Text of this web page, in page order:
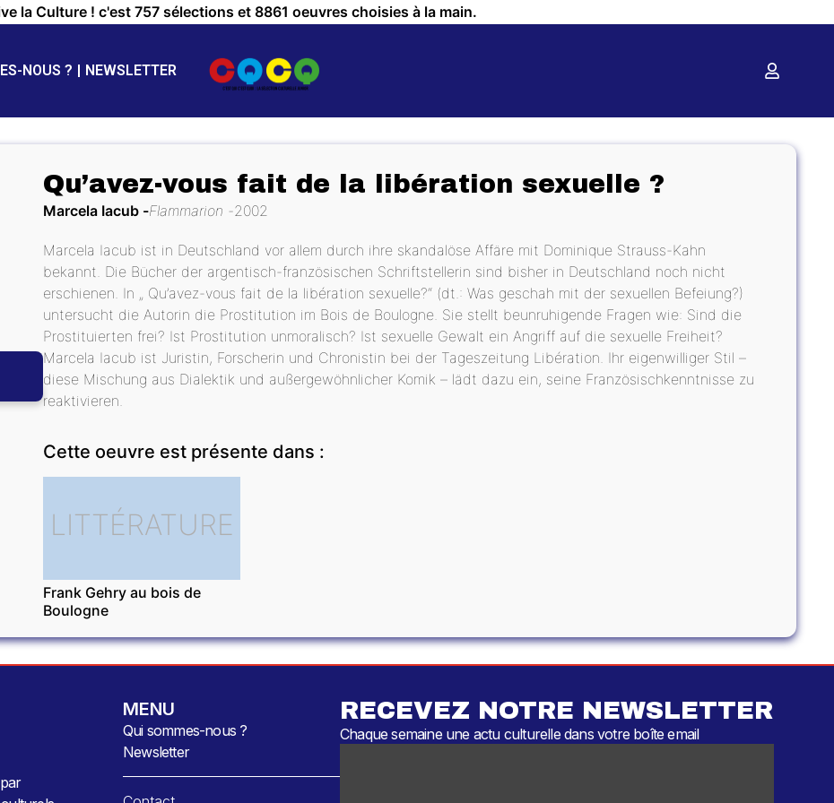
la Culture ! c'est 757 sélections et 8861 oeuvres choisies à la main.
NOUS ? NEWSLETTER
Qu’avez-vous fait de la libération sexuelle ?
Marcela Iacub Flammarion 2002
Marcela Iacub ist in Deutschland vor allem durch ihre skandalöse Affäre mit Dominique Strauss-Kahn
bekannt. Die Bücher der argentisch-französischen Schriftstellerin sind bisher in Deutschland noch nicht
erschienen. In „ Qu’avez-vous fait de la libération sexuelle?“ (dt.: Was geschah mit der sexuellen Befeiung?)
untersucht die Autorin die Prostitution im Bois de Boulogne. Sie stellt beunruhigende Fragen wie: Sind die
Prostituierten frei? Ist Prostitution unmoralisch? Ist sexuelle Gewalt ein Angriff auf die sexuelle Freiheit?
Marcela Iacub ist Juristin, Forscherin und Chronistin bei der Tageszeitung Libération. Ihr eigenwilliger Stil –
diese Mischung aus Dialektik und außergewöhnlicher Komik – lädt dazu ein, seine Französischkenntnisse zu
reaktivieren.
Cette oeuvre est présente dans :
LITTÉRATURE
Frank Gehry au bois de
Boulogne
MENU
Qui sommes-nous ?
Newsletter
RECEVEZ NOTRE NEWSLETTER
Chaque semaine une actu culturelle dans votre boîte email